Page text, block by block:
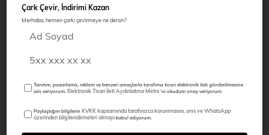
Çark Çevir, İndirimi Kazan
Merhaba, hemen çarkı çevirmeye ne dersin?
Tanıtım, pazarlama, reklam ve benzeri amaçlarla tarafıma ticari elektronik ileti gönderilmesine
izin veriyorum.Elektronik Ticari İleti Aydınlatma Metni'ni okudum onay veriyorum.
Paylaştığım bilgilerinKVKK kapsamında tarafınızca korunmasını, sms ve WhatsApp
üzerinden bilgilendirmeleri almayıkabul ediyorum.